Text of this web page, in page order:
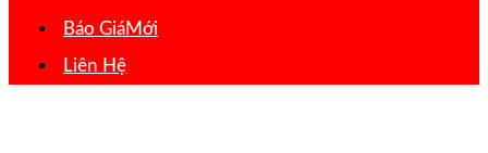
Báo Giá
Liên Hệ